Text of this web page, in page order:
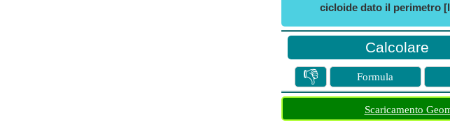
cicloide dato il perimetro [l
👎 Formula
Scaricamento